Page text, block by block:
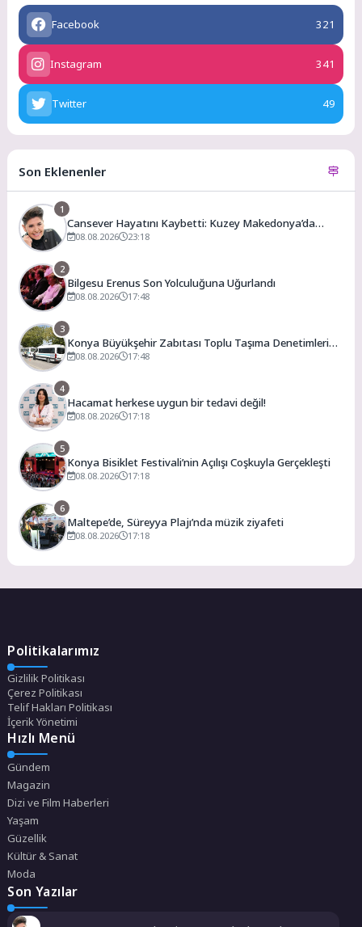
Facebook 321
Instagram 341
Twitter 49
Son Eklenenler
1
Cansever Hayatını Kaybetti: Kuzey Makedonya’da
Toprağa Verilecek
08.08.2026 23:18
2
Bilgesu Erenus Son Yolculuğuna Uğurlandı
08.08.2026 17:48
3
Konya Büyükşehir Zabıtası Toplu Taşıma Denetimlerini
Sürdürüyor
08.08.2026 17:48
4
Hacamat herkese uygun bir tedavi değil!
08.08.2026 17:18
5
Konya Bisiklet Festivali’nin Açılışı Coşkuyla Gerçekleşti
08.08.2026 17:18
6
Maltepe’de, Süreyya Plajı’nda müzik ziyafeti
08.08.2026 17:18
Politikalarımız
Gizlilik Politikası
Çerez Politikası
Telif Hakları Politikası
İçerik Yönetimi
Hızlı Menü
Gündem
Magazin
Dizi ve Film Haberleri
Yaşam
Güzellik
Kültür & Sanat
Moda
Son Yazılar